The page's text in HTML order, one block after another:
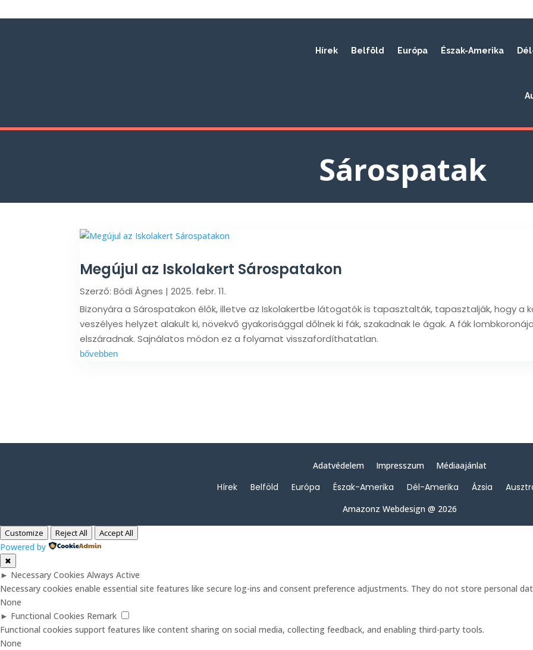
Hírek Belföld Európa Észak-Amerika
Sárospatak
Megújul az Iskolakert Sárospatakon
Szerző:Bódi Ágnes |2025. febr. 11.
Bizonyára a Sárospatakon élők, illetve az Iskolakertbe látogatók is tapasztalták, tapasztalják, hogy a
veszélyes helyzet alakult ki, növekvő gyakorisággal dőlnek ki fák, szakadnak le ágak. A fák
elszáradnak. Sajnálatos módon ez a folyamat visszafordíthatatlan.
bővebben
Adatvédelem Impresszum Médiaajánlat
Hírek Belföld Európa Észak-Amerika Dél-Amerika Ázsia
Amazonz Webdesign @ 2026
Customize Reject All Accept All
Powered by
✖
► Necessary Cookies Always Active
Necessary cookies enable essential site features like secure log-ins and consent preference adjustments. They do not store personal
None
► Functional Cookies Remark
Functional cookies support features like content sharing on social media, collecting feedback, and enabling third-party tools.
None